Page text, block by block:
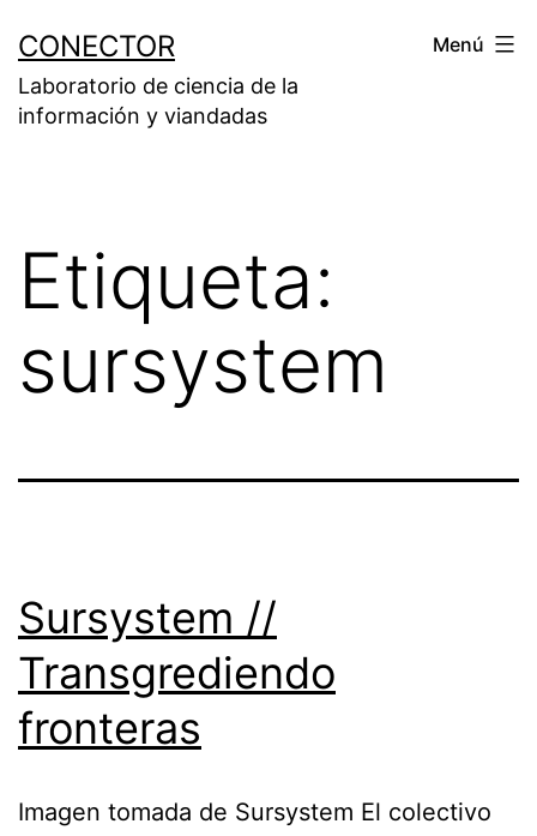
contenido
CONECTOR
Laboratorio de ciencia de la
información y viandadas
Menú
Etiqueta:
sursystem
Sursystem //
Transgrediendo
fronteras
Imagen tomada de Sursystem El colectivo